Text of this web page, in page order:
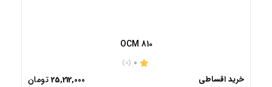
OCM 810
(0)
خرید اقساطی 25,212,000تومان